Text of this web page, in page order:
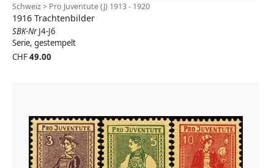
Schweiz > Pro Juventute (J) 1913 - 1920
1916 Trachtenbilder
SBK-NrJ4-J6
Serie, gestempelt
CHF49.00